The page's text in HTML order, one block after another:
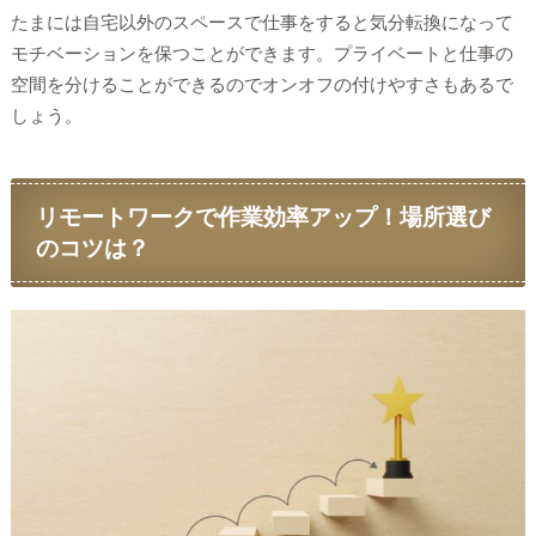
たまには自宅以外のスペースで仕事をすると気分転換になって
モチベーションを保つことができます。プライベートと仕事の
空間を分けることができるのでオンオフの付けやすさもあるで
しょう。
リモートワークで作業効率アップ！場所選び
のコツは？